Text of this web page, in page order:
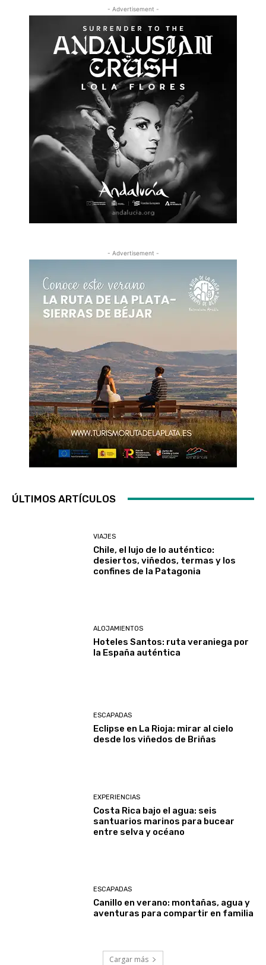
- Advertisement -
- Advertisement -
ÚLTIMOS ARTÍCULOS
VIAJES
Chile, el lujo de lo auténtico:
desiertos, viñedos, termas y los
confines de la Patagonia
ALOJAMIENTOS
Hoteles Santos: ruta veraniega por
la España auténtica
ESCAPADAS
Eclipse en La Rioja: mirar al cielo
desde los viñedos de Briñas
EXPERIENCIAS
Costa Rica bajo el agua: seis
santuarios marinos para bucear
entre selva y océano
ESCAPADAS
Canillo en verano: montañas, agua y
aventuras para compartir en familia
Cargar más